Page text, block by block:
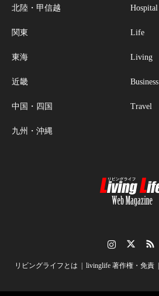
北陸・甲信越
関東
東海
近畿
中国・四国
九州・沖縄
Hospital
Life
Living
Business
Travel
リビングライフとは livinglife 著作権・免責